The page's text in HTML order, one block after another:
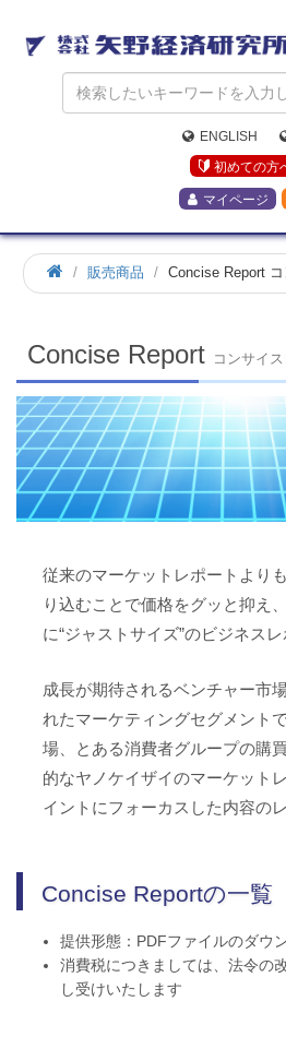
ENGLISH
初めての方
マイページ
ホ
ー
販売商品 Concise Report
Concise Report コンサイ
従来のマーケットレポートより
り込むことで価格をグッと抑え
に“ジャストサイズ”のビジネスレ
成長が期待されるベンチャー市
れたマーケティングセグメント
場、とある消費者グループの購
的なヤノケイザイのマーケット
イントにフォーカスした内容の
Concise Reportの一覧
提供形態：PDFファイルのダウ
消費税につきましては、法令の
し受けいたします